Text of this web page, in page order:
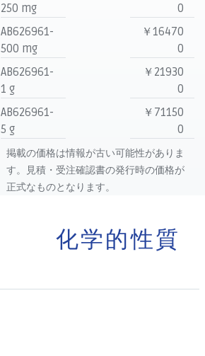
250 mg
0
AB626961-
500 mg
￥16470
0
AB626961-
1 g
￥21930
0
AB626961-
5 g
￥71150
0
掲載の価格は情報が古い可能性がありま
す。見積・受注確認書の発行時の価格が
正式なものとなります。
化学的性質